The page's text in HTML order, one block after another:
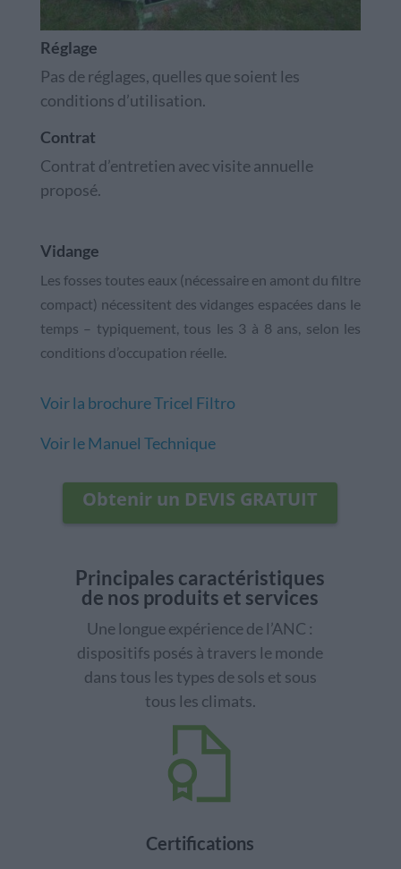
Réglage
Pas de réglages, quelles que soient les
conditions d’utilisation.
Contrat
Contrat d’entretien avec visite annuelle
proposé.
Vidange
Les fosses toutes eaux (nécessaire en amont du filtre
compact) nécessitent des vidanges espacées dans le
temps – typiquement, tous les 3 à 8 ans, selon les
conditions d’occupation réelle.
Voir la brochure Tricel Filtro
Voir le Manuel Technique
Obtenir un DEVIS GRATUIT
Principales caractéristiques
de nos produits et services
Une longue expérience de l’ANC :
dispositifs posés à travers le monde
dans tous les types de sols et sous
tous les climats.
Certifications